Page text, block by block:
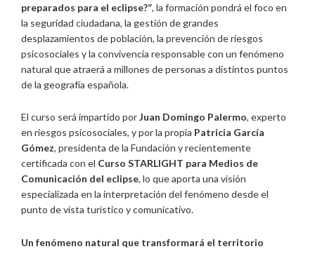
preparados para el eclipse?”, la formación pondrá el foco en
la seguridad ciudadana, la gestión de grandes
desplazamientos de población, la prevención de riesgos
psicosociales y la convivencia responsable con un fenómeno
natural que atraerá a millones de personas a distintos puntos
de la geografía española.
El curso será impartido porJuan Domingo Palermo, experto
en riesgos psicosociales, y por la propia Patricia García
Gómez, presidenta de la Fundación y recientemente
certificada con el Curso STARLIGHT para Medios de
Comunicación del eclipse, lo que aporta una visión
especializada en la interpretación del fenómeno desde el
punto de vista turístico y comunicativo.
Un fenómeno natural que transformará el territorio